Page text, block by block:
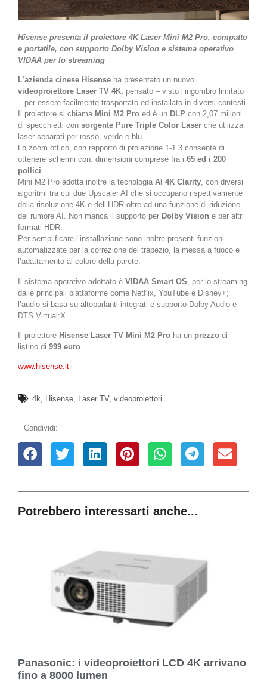
Hisense presenta il proiettore 4K Laser Mini M2 Pro, compatto
e portatile, con supporto Dolby Vision e sistema operativo
VIDAA per lo streaming
L’azienda cinese Hisense ha presentato un nuovo
videoproiettore Laser TV 4K, pensato – visto l’ingombro limitato
– per essere facilmente trasportato ed installato in diversi contesti.
Il proiettore si chiama Mini M2 Pro ed è un DLP con 2,07 milioni
di specchietti con sorgente Pure Triple Color Laser che utilizza
laser separati per rosso, verde e blu.
Lo zoom ottico, con rapporto di proiezione 1-1.3 consente di
ottenere schermi con. dimensioni comprese fra i 65 ed i 200
pollici.
Mini M2 Pro adotta inoltre la tecnologia AI 4K Clarity, con diversi
algoritmi tra cui due Upscaler AI che si occupano rispettivamente
della risoluzione 4K e dell’HDR oltre ad una funzione di riduzione
del rumore AI. Non manca il supporto per Dolby Vision e per altri
formati HDR.
Per semplificare l’installazione sono inoltre presenti funzioni
automatizzate per la correzione del trapezio, la messa a fuoco e
l’adattamento al colore della parete.
Il sistema operativo adottato è VIDAA Smart OS , per lo streaming
dalle principali piattaforme come Netflix, YouTube e Disney+;
l’audio si basa su altoparlanti integrati e supporto Dolby Audio e
DTS Virtual:X.
Il proiettore Hisense Laser TV Mini M2 Pro ha un prezzo di
listino di 999 euro.
www.hisense.it
4k Hisense Laser TV, videoproiettori
Condividi:
Potrebbero interessarti anche...
Panasonic: i videoproiettori LCD 4K arrivano
fino a 8000 lumen